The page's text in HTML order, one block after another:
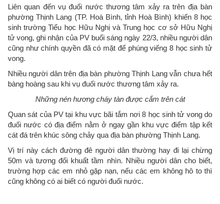
Liên quan đến vụ đuối nước thương tâm xảy ra trên địa bàn
phường Thịnh Lang (TP. Hoà Bình, tỉnh Hoà Bình) khiến 8 học
sinh trường Tiểu học Hữu Nghị và Trung học cơ sở Hữu Nghị
tử vong, ghi nhận của PV buổi sáng ngày 22/3, nhiều người dân
cũng như chính quyền đã có mặt để phúng viếng 8 học sinh tử
vong.
Nhiều người dân trên địa bàn phường Thịnh Lang vẫn chưa hết
bàng hoàng sau khi vụ đuối nước thương tâm xảy ra.
Những nén hương cháy tàn được cắm trên cát
Quan sát của PV tại khu vực bãi tắm nơi 8 học sinh tử vong do
đuối nước có địa điểm nằm ở ngay gần khu vực điểm tập kết
cát đá trên khúc sông chảy qua địa bàn phường Thịnh Lang.
Vị trí này cách đường đê người dân thường hay đi lại chừng
50m và tương đối khuất tầm nhìn. Nhiều người dân cho biết,
trường hợp các em nhỏ gặp nạn, nếu các em không hô to thì
cũng không có ai biết có người đuối nước.